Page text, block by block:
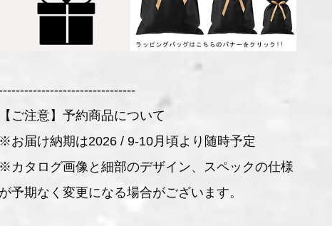
【ご注意】予約商品について
※お届け納期は2026 / 9-10月頃より随時予定
※カタログ画像と細部のデザイン、スペックの仕様
が予期なく変更になる場合がございます。